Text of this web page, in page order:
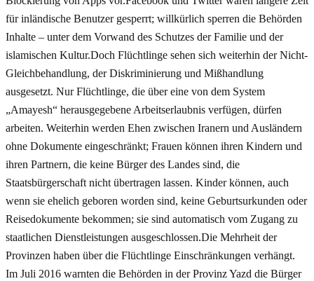
für inländische Benutzer gesperrt; willkürlich sperren die Behörden
Inhalte – unter dem Vorwand des Schutzes der Familie und der
islamischen Kultur.Doch Flüchtlinge sehen sich weiterhin der Nicht-
Gleichbehandlung, der Diskriminierung und Mißhandlung
ausgesetzt. Nur Flüchtlinge, die über eine von dem System
„Amayesh“ herausgegebene Arbeitserlaubnis verfügen, dürfen
arbeiten. Weiterhin werden Ehen zwischen Iranern und Ausländern
ohne Dokumente eingeschränkt; Frauen können ihren Kindern und
ihren Partnern, die keine Bürger des Landes sind, die
Staatsbürgerschaft nicht übertragen lassen. Kinder können, auch
wenn sie ehelich geboren worden sind, keine Geburtsurkunden oder
Reisedokumente bekommen; sie sind automatisch vom Zugang zu
staatlichen Dienstleistungen ausgeschlossen.Die Mehrheit der
Provinzen haben über die Flüchtlinge Einschränkungen verhängt.
Im Juli 2016 warnten die Behörden in der Provinz Yazd die Bürger